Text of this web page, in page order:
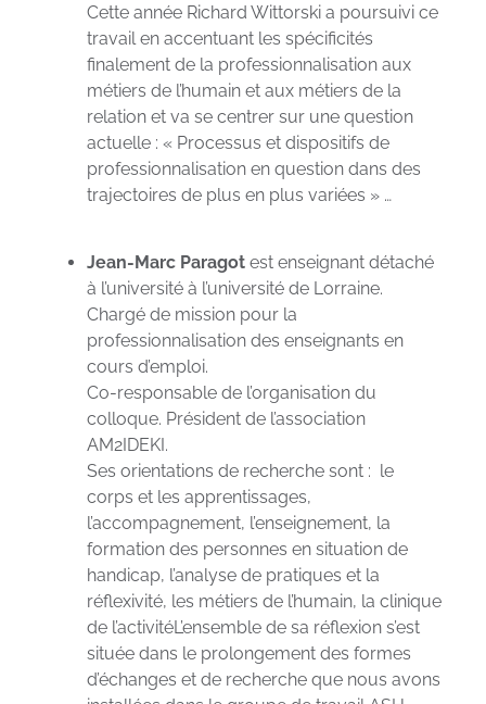
Cette année Richard Wittorski a poursuivi ce
travail en accentuant les spécificités
finalement de la professionnalisation aux
métiers de l’humain et aux métiers de la
relation et va se centrer sur une question
actuelle : « Processus et dispositifs de
professionnalisation en question dans des
trajectoires de plus en plus variées » …
Jean-Marc Paragot est enseignant détaché
à l’université à l’université de Lorraine.
Chargé de mission pour la
professionnalisation des enseignants en
cours d’emploi.
Co-responsable de l’organisation du
colloque. Président de l’association
AM2IDEKI.
Ses orientations de recherche sont : le
corps et les apprentissages,
l’accompagnement, l’enseignement, la
formation des personnes en situation de
handicap, l’analyse de pratiques et la
réflexivité, les métiers de l’humain, la clinique
de l’activitéL’ensemble de sa réflexion s’est
située dans le prolongement des formes
d’échanges et de recherche que nous avons